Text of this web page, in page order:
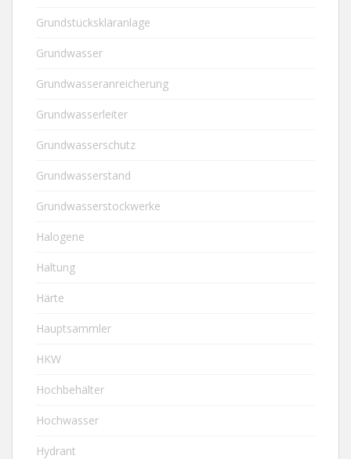
Grundstückskläranlage
Grundwasser
Grundwasseranreicherung
Grundwasserleiter
Grundwasserschutz
Grundwasserstand
Grundwasserstockwerke
Halogene
Haltung
Härte
Hauptsammler
HKW
Hochbehälter
Hochwasser
Hydrant